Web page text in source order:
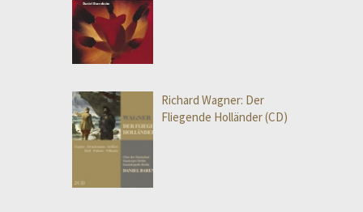
Richard Wagner: Der
Fliegende Holländer (CD)